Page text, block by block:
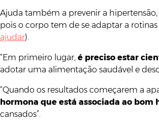
Ajuda também a prevenir a hipertensão,
pois o corpo tem de se adaptar a
ajudar).
“Em primeiro lugar, é preciso estar
adotar uma alimentação saudável e
“Quando os resultados começarem a
hormona que está associada ao bom
cansados”.